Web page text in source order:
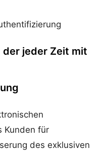
jeder Zeit mit
Kunden für
des exklusiven